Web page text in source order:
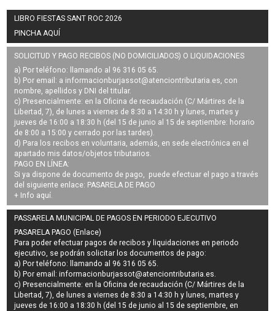
LIBRO FIESTAS SANT ROC 2026
PINCHA AQUÍ
SOLICITUD Y PAGO RECIBOS (NO DOMICILIADOS) O LIQUIDACIONES
a) Por teléfono: llamando al 96 316 05 65.
b) Por email: a informacionburjassot@atenciontributaria.es, con
nombre, apellidos y DNI del titular.
c) Presencialmente: en la Oficina de recaudación (C/ Mártires de la
Libertad, 7), de lunes a viernes de 8:30 a 14:30 h y lunes, martes y
jueves de 16:00 a 18:30 h (del 15 de junio al 15 de septiembre: horario
de 8:00 a 15:00 y cerrado por las tardes).
d) Para los recibos en voluntaria, además, en sede electrónica en el
apartado mis datos/objetos tributarios.
PAGO EN LÍNEA:
Si ya dispone de documento de pago, puede efectuar el pago a través
del siguiente enlace: PASARELA DE PAGO
+ Info aquí.
PASSARELA MUNICIPAL DE PAGOS EN PERIODO EJECUTIVO
PASARELA PAGO (Enlace)
Para poder efectuar pagos derecibos y liquidaciones en periodo
ejecutivo, se podrán solicitar los documentos de pago:
a) Por teléfono: llamando al 96 316 05 65.
b) Por email:informacionburjassot@atenciontributaria.es.
c) Presencialmente: en la Oficina de recaudación (C/ Mártires de la
Libertad, 7), de lunes a viernes de 8:30 a 14:30 h y lunes, martes y
jueves de 16:00 a 18:30 h (del 15 de junio al 15 de septiembre, en